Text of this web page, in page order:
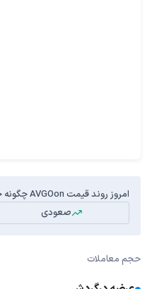
امروز روند قیمت AVGOon چگونه خواهد بود؟
صعودی
حجم معاملات